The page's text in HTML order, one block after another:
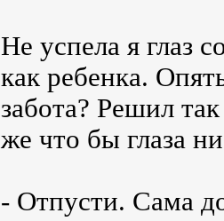
Не успела я глаз
как ребенка.
забота? Решил
же что бы глаза
- Отпусти. Сама